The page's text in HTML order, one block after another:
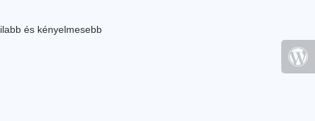
és kényelmesebb